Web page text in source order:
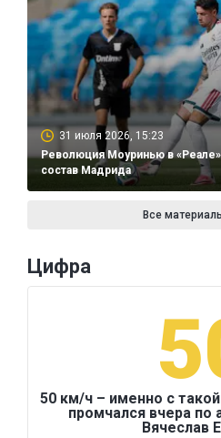
31 июля 2026, 15:23
Революция Моуринью в
состав Мадрида
Все
Цифра
50 км/ч – именно с
промчался вчера по
Вячеслав